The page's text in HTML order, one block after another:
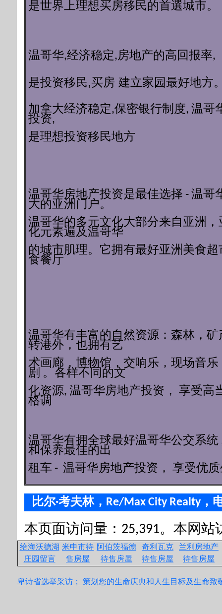
是世界上理想买房移民的首選城市。
温哥华,经济稳定,房地产的高回报率,
是投资移民,买房 建立家园最好地方
加拿大经济稳定,保密银行制度, 温哥
投资,
是理想投资移民地方
温哥华房地产投资是最佳选择 - 温哥
大的亚洲门户。
温哥华的多元文化大部分来自亚洲，
化元素遍及温哥华
的城市肌理。它拥有最好亚洲美食超
食餐厅
温哥华有丰富的自然资源：森林，矿
转港外，也拥有艺
术画廊，博物馆，交响乐，现场音乐
剧 。各样不同的文
化资源, 温哥华房地产投资， 享受高
格调
温哥华有拥全球最好温哥华公交系统
和保养最佳的出
租车 - 温哥华房地产投资， 享受优
比尔·考夫林，Re/Max City Realty，
本页面访问量：25,391。本网站
给海沃德湖
庄园留言
米申市待
售房屋
阿伯茨福德
待售房屋
奇利瓦克
待售房屋
兰利房地产
待售房屋
卑诗省选举采访； 策划您的生命庆典和人生目标及生命致